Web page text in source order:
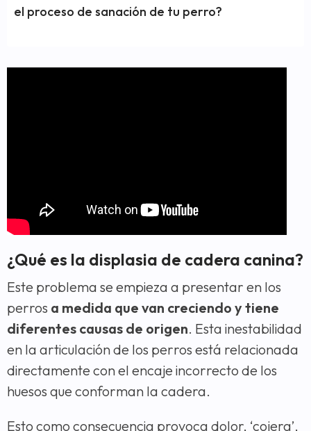
el proceso de sanación de tu perro?
¿Qué es la displasia de cadera canina?
Este problema se empieza a presentar en los
perros a medida que van creciendo y tiene
diferentes causas de origen. Esta inestabilidad
en la articulación de los perros está relacionada
directamente con el encaje incorrecto de los
huesos que conforman la cadera.
Esto como consecuencia provoca dolor, ‘cojera’,